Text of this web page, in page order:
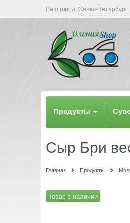
Ваш город:Санкт-Петербург
Продукты
Сыр Бри
Главная Продукты
Товар в наличии